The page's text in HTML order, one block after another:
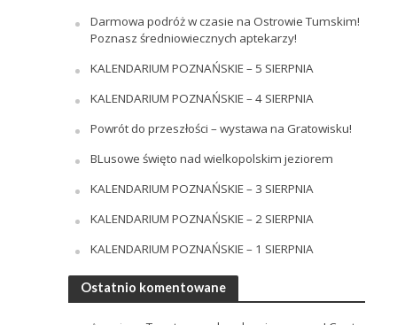
Darmowa podróż w czasie na Ostrowie Tumskim!
Poznasz średniowiecznych aptekarzy!
KALENDARIUM POZNAŃSKIE – 5 SIERPNIA
KALENDARIUM POZNAŃSKIE – 4 SIERPNIA
Powrót do przeszłości – wystawa na Gratowisku!
BLusowe święto nad wielkopolskim jeziorem
KALENDARIUM POZNAŃSKIE – 3 SIERPNIA
KALENDARIUM POZNAŃSKIE – 2 SIERPNIA
KALENDARIUM POZNAŃSKIE – 1 SIERPNIA
Ostatnio komentowane